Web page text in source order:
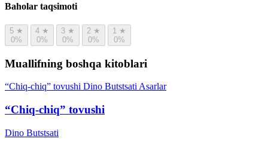
Baholar taqsimoti
5 ★
0%
4 ★
0%
3 ★
0%
2 ★
0%
1 ★
0%
Muallifning boshqa kitoblari
“Chiq-chiq” tovushi Dino ButstsatiAsarlar
“Chiq-chiq” tovushi
Dino Butstsati